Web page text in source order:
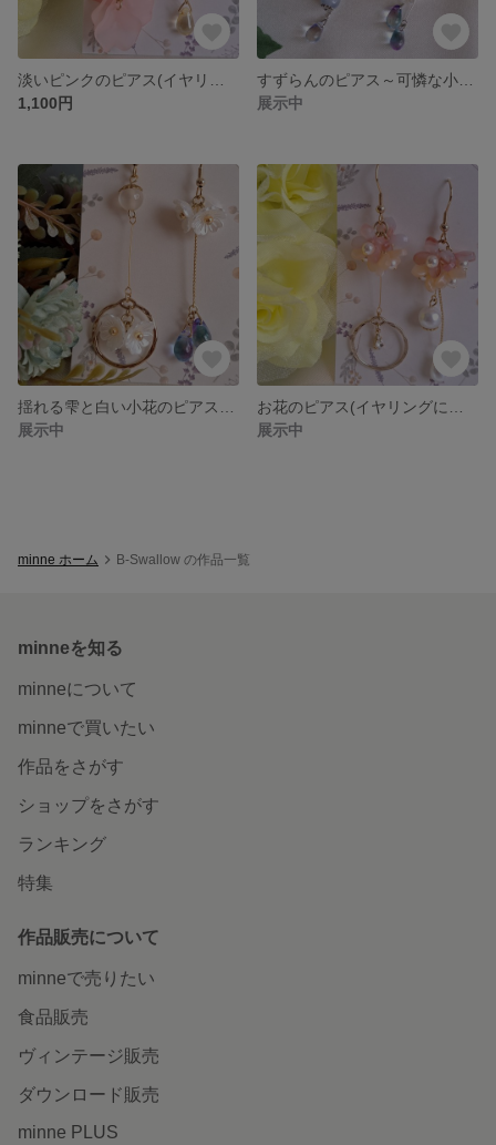
1,100円
展示中
展示中
展示中
minne ホーム B-Swallow の作品一覧
minneを知る
minneについて
minneで買いたい
作品をさがす
ショップをさがす
ランキング
特集
作品販売について
minneで売りたい
食品販売
ヴィンテージ販売
ダウンロード販売
minne PLUS